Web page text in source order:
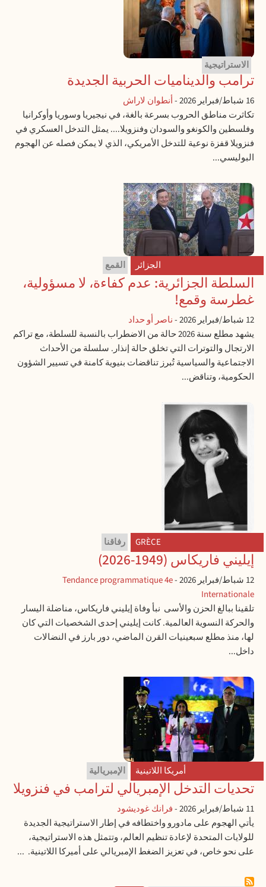
الاستراتيجية
ترامب والديناميات الحربية الجديدة
16 شباط/فبراير 2026 -أنطوان لاراش
تكاثرت مناطق الحروب بسرعة بالغة، في نيجيريا وسوريا وأوكرانيا
وفلسطين والكونغو والسودان وفنزويلا.... يمثل التدخل العسكري في
فنزويلا قفزة نوعية للتدخل الأمريكي، الذي لا يمكن فصله عن الهجوم
البوليسي...
الجزائر القمع
السلطة الجزائرية: عدم كفاءة، لا مسؤولية،
غطرسة وقمع!
12 شباط/فبراير 2026 -ناصر أو حداد
يشهد مطلع سنة 2026 حالة من الاضطراب بالنسبة للسلطة، مع تراكم
الارتجال والتوترات التي تخلق حالة إنذار. سلسلة من الأحداث
الاجتماعية والسياسية تُبرز تناقضات بنيوية كامنة في تسيير الشؤون
الحكومية، وتناقض...
GRÈCE رفاقنا
إيليني فاريكاس (1949-2026)
12 شباط/فبراير 2026 -
Tendance programmatique 4e
Internationale
تلقينا ببالغ الحزن والأسى نبأ وفاة إيليني فاريكاس، مناضلة اليسار
والحركة النسوية العالمية. كانت إيليني إحدى الشخصيات التي كان
لها، منذ مطلع سبعينيات القرن الماضي، دور بارز في النضالات
داخل...
أمريكا اللاتينية الإمبريالية
تحديات التدخل الإمبريالي لترامب في فنزويلا
11 شباط/فبراير 2026 -فرانك غوديشود
يأتي الهجوم على مادورو واختطافه في إطار الاستراتيجية الجديدة
للولايات المتحدة لإعادة تنظيم العالم، وتتمثل هذه الاستراتيجية،
على نحو خاص، في تعزيز الضغط الإمبريالي على أميركا اللاتينية. ...